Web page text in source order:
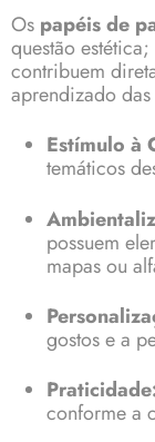
Os papéis de
questão
contribuem
aprendizado
Estímulo à
temáticos
possuem
mapas ou
gostos e a
conforme a